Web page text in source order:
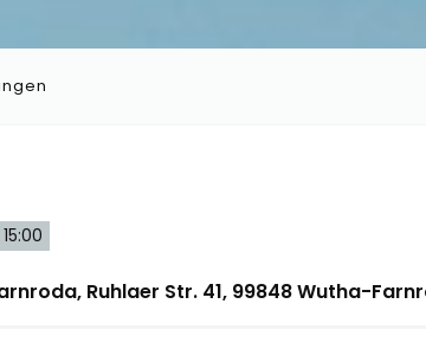
15:00
Ruhlaer Str. 41, 99848 Wutha-